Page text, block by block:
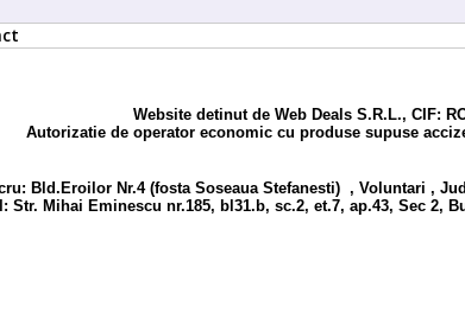
Website detinut de Web Deals S.R.L., CIF:
Autorizatie de operator economic cu produse supuse
Bld.Eroilor Nr.4 (fosta Soseaua Stefanesti) , Voluntari ,
Str. Mihai Eminescu nr.185, bl31.b, sc.2, et.7, ap.43, Sec 2,